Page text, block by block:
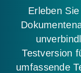
Erleben
Testversion
umfassende